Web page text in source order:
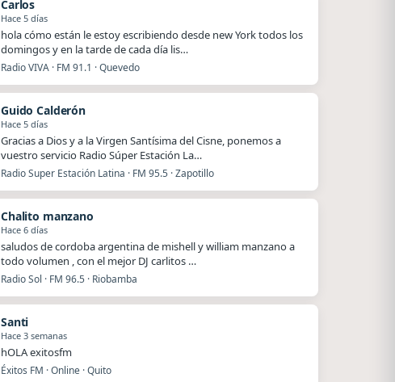
Carlos
Hace 5 días
hola cómo están le estoy escribiendo desde new York todos los
domingos y en la tarde de cada día lis…
Radio VIVA · FM 91.1 · Quevedo
Guido Calderón
Hace 5 días
Gracias a Dios y a la Virgen Santísima del Cisne, ponemos a
vuestro servicio Radio Súper Estación La…
Radio Super Estación Latina · FM 95.5 · Zapotillo
Chalito manzano
Hace 6 días
saludos de cordoba argentina de mishell y william manzano a
todo volumen , con el mejor DJ carlitos …
Radio Sol · FM 96.5 · Riobamba
Santi
Hace 3 semanas
hOLA exitosfm
Éxitos FM · Online · Quito